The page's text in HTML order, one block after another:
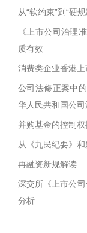
从“软约束”到“硬
《上市公司治理
质有效
消费类企业香港
公司法修正案中
华人民共和国公
并购基金的控制
从《九民纪要》
再融资新规解读
深交所《上市公
分析